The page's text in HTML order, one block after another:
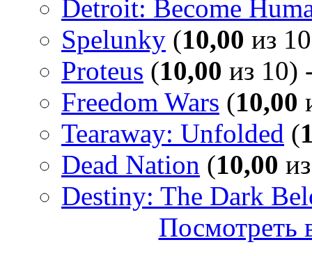
Detroit: Become
Spelunky (10,00 из
Proteus (10,00 из 10)
Freedom Wars (10,00
Tearaway: Unfolded (
Dead Nation (10,00
Destiny: The Dark
Посмотреть